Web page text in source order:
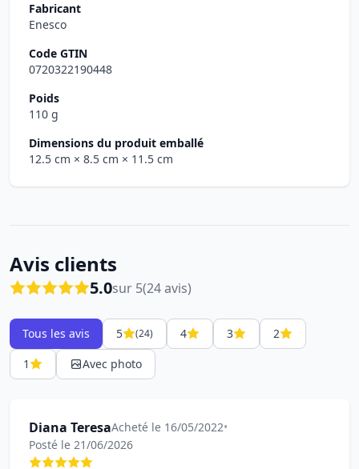
Fabricant
Enesco
Code GTIN
0720322190448
Poids
110 g
Dimensions du produit emballé
12.5 cm × 8.5 cm × 11.5 cm
Avis clients
5.0sur 5(24 avis)
Tous les avis 5 (24) 4 3
2
1
Avec photo
Diana TeresaAcheté le 16/05/2022•
Posté le 21/06/2026